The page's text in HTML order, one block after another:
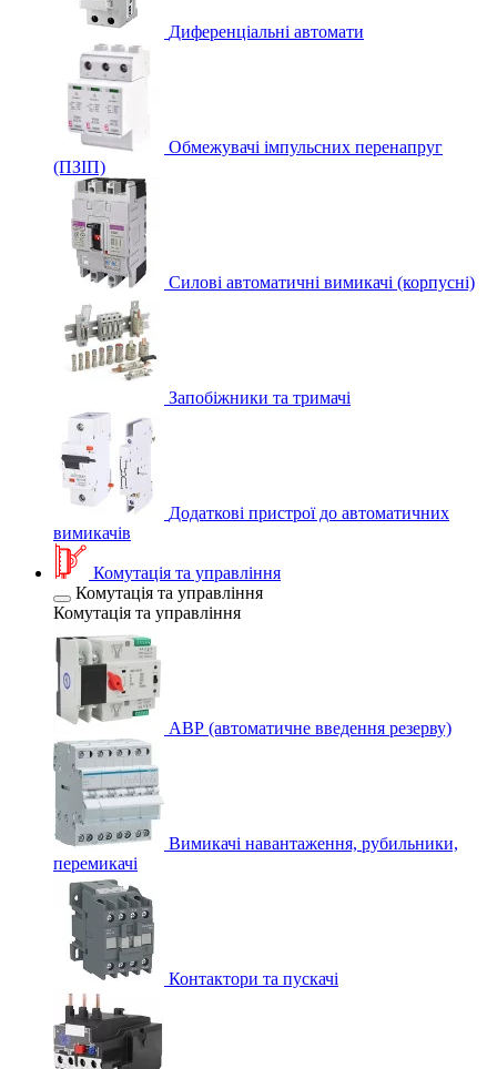
Диференціальні автомати
Обмежувачі імпульсних перенапруг
(ПЗІП)
Силові автоматичні вимикачі (корпусні)
Запобіжники та тримачі
Додаткові пристрої до автоматичних
вимикачів
Комутація та управління
Комутація та управління
Комутація та управління
АВР (автоматичне введення резерву)
Вимикачі навантаження, рубильники,
перемикачі
Контактори та пускачі